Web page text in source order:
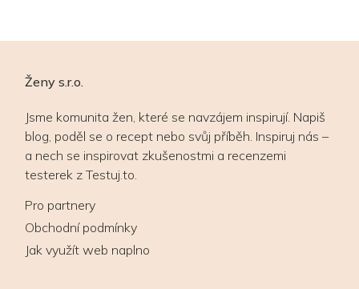
Ženy s.r.o.
Jsme komunita žen, které se navzájem inspirují. Napiš
blog, poděl se o recept nebo svůj příběh. Inspiruj nás –
a nech se inspirovat zkušenostmi a recenzemi
testerek z Testuj.to.
Pro partnery
Obchodní podmínky
Jak využít web naplno